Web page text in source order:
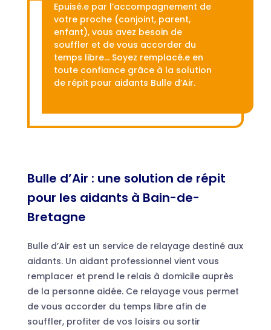
Epuisé.e par l’accompagnement de
votre proche (conjoint, parent,
enfant), vous avez besoin de
souffler et de vous accorder du
temps libre… Soyez remplacé.e en
toute confiance grâce à la solution
de répit pour aidants Bulle d’Air.
Bulle d’Air : une solution de répit
pour les aidants à Bain-de-
Bretagne
Bulle d’Air est un service de relayage destiné aux
aidants. Un aidant professionnel vient vous
remplacer et prend le relais à domicile auprès
de la personne aidée. Ce relayage vous permet
de vous accorder du temps libre afin de
souffler, profiter de vos loisirs ou sortir